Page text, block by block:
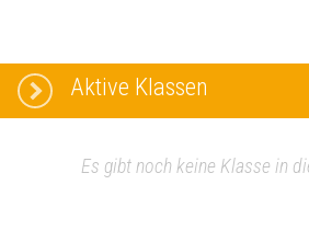
Aktive Klassen
Es gibt noch keine Klasse in